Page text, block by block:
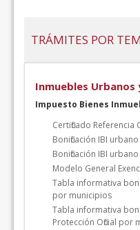
TRÁMITES POR
Inmuebles Urbanos
Impuesto Bienes
Certificado Referencia
Bonificación IBI
Bonificación IBI
Modelo General
Tabla informativa
por municipios
Tabla informativa
Protección Oficial por